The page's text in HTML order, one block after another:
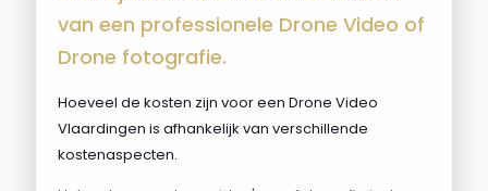
van een professionele Drone Video of
Drone fotografie.
Hoeveel de kosten zijn voor een Drone Video
Vlaardingen is afhankelijk van verschillende
kostenaspecten.